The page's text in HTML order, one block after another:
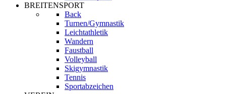
BREITENSPORT
Back
Turnen/Gymnastik
Leichtathletik
Wandern
Faustball
Volleyball
Skigymnastik
Tennis
Sportabzeichen